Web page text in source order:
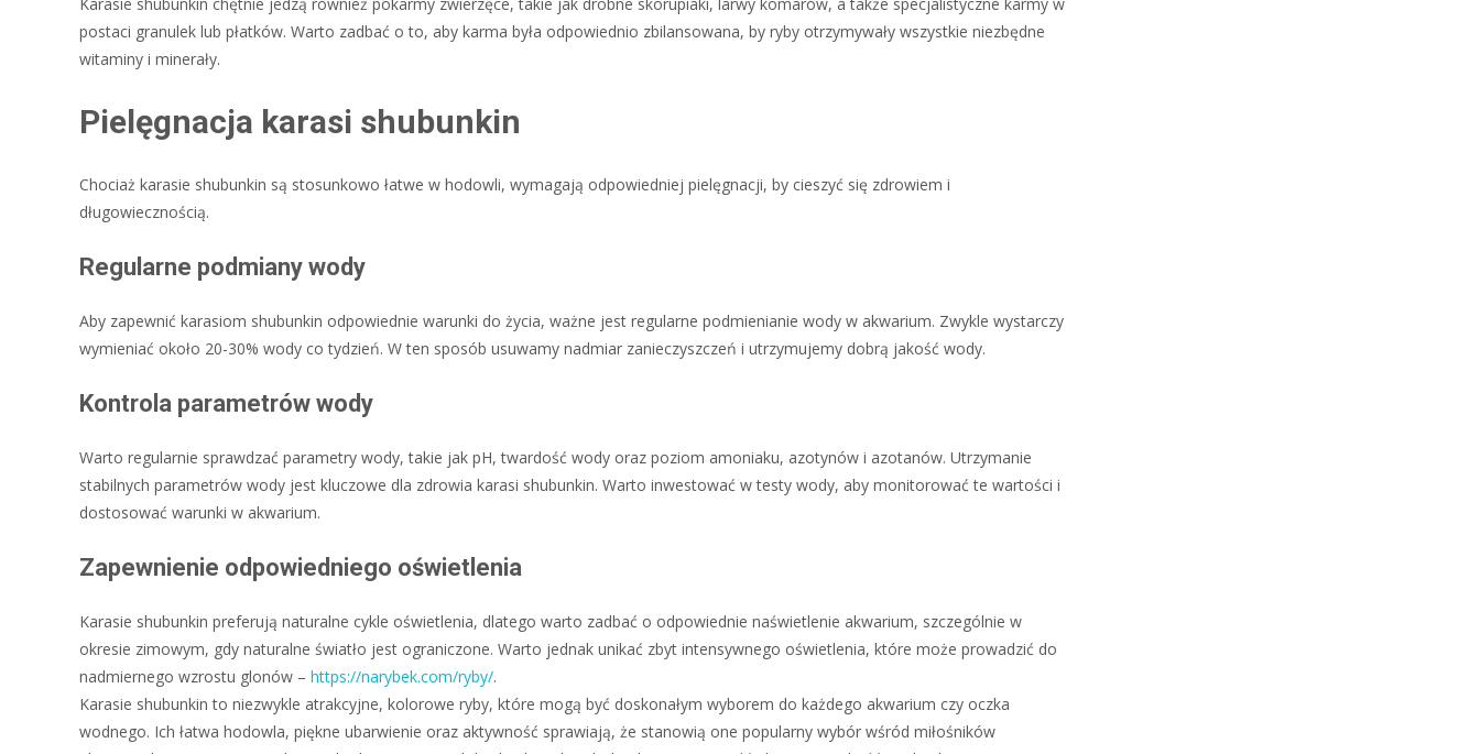
postaci granulek lub płatków. Warto zadbać o to, aby karma była odpowiednio zbilansowana, by ryby otrzymywały wszystkie niezbędne
witaminy i minerały.
Pielęgnacja karasi shubunkin
Chociaż karasie shubunkin są stosunkowo łatwe w hodowli, wymagają odpowiedniej pielęgnacji, by cieszyć się zdrowiem i
długowiecznością.
Regularne podmiany wody
Aby zapewnić karasiom shubunkin odpowiednie warunki do życia, ważne jest regularne podmienianie wody w akwarium. Zwykle wystarczy
wymieniać około 20-30% wody co tydzień. W ten sposób usuwamy nadmiar zanieczyszczeń i utrzymujemy dobrą jakość wody.
Kontrola parametrów wody
Warto regularnie sprawdzać parametry wody, takie jak pH, twardość wody oraz poziom amoniaku, azotynów i azotanów. Utrzymanie
stabilnych parametrów wody jest kluczowe dla zdrowia karasi shubunkin. Warto inwestować w testy wody, aby monitorować te wartości i
dostosować warunki w akwarium.
Zapewnienie odpowiedniego oświetlenia
Karasie shubunkin preferują naturalne cykle oświetlenia, dlatego warto zadbać o odpowiednie naświetlenie akwarium, szczególnie w
okresie zimowym, gdy naturalne światło jest ograniczone. Warto jednak unikać zbyt intensywnego oświetlenia, które może prowadzić do
nadmiernego wzrostu glonów – https://narybek.com/ryby/.
Karasie shubunkin to niezwykle atrakcyjne, kolorowe ryby, które mogą być doskonałym wyborem do każdego akwarium czy oczka
wodnego. Ich łatwa hodowla, piękne ubarwienie oraz aktywność sprawiają, że stanowią one popularny wybór wśród miłośników